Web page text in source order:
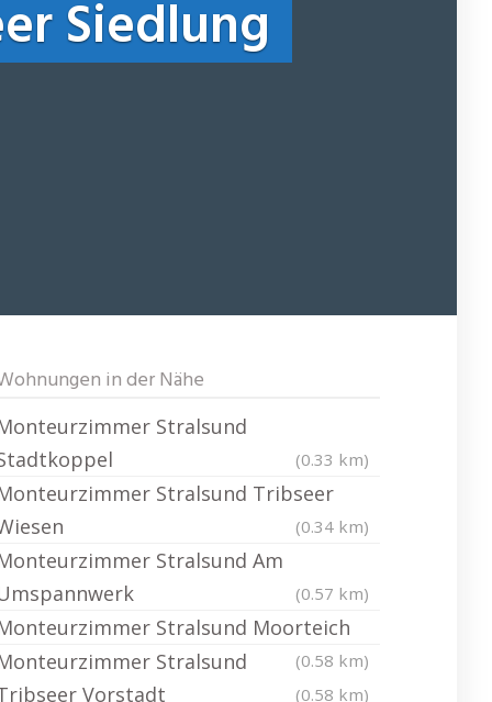
Siedlung
in der Nähe
Stralsund
(0.33 km)
Stralsund Tribseer
(0.34 km)
Stralsund Am
(0.57 km)
Stralsund Moorteich
(0.58 km)
Stralsund
Vorstadt
(0.58 km)